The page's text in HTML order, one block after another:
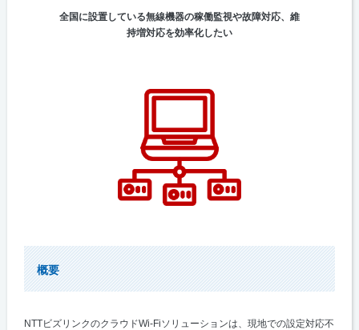
全国に設置している無線機器の稼働監視や故障対応、維
持増対応を効率化したい
概要
NTTビズリンクのクラウドWi-Fiソリューションは、現地での設定対応不